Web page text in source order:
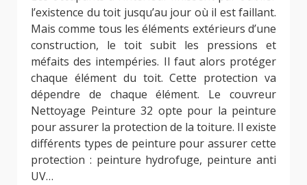
l’existence du toit jusqu’au jour où il est faillant.
Mais comme tous les éléments extérieurs d’une
construction, le toit subit les pressions et
méfaits des intempéries. Il faut alors protéger
chaque élément du toit. Cette protection va
dépendre de chaque élément. Le couvreur
Nettoyage Peinture 32 opte pour la peinture
pour assurer la protection de la toiture. Il existe
différents types de peinture pour assurer cette
protection : peinture hydrofuge, peinture anti
UV…